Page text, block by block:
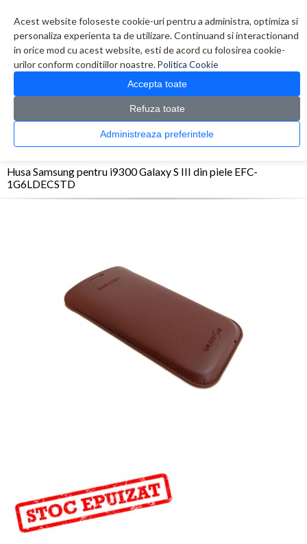
Acest website foloseste cookie-uri pentru a administra, optimiza si
personaliza experienta ta de utilizare. Continuand si interactionand
in orice mod cu acest website, esti de acord cu folosirea cookie-
urilor conform conditiilor noastre.Politica Cookie
Accepta toate
Refuza toate
Administreaza preferintele
0 produs(e)
CATALOG PRODUSE
> Accesorii telefoane > Husa Samsung pentru i9300 Galaxy
Husa Samsung pentru i9300 Galaxy S III din piele EFC-
1G6LDECSTD